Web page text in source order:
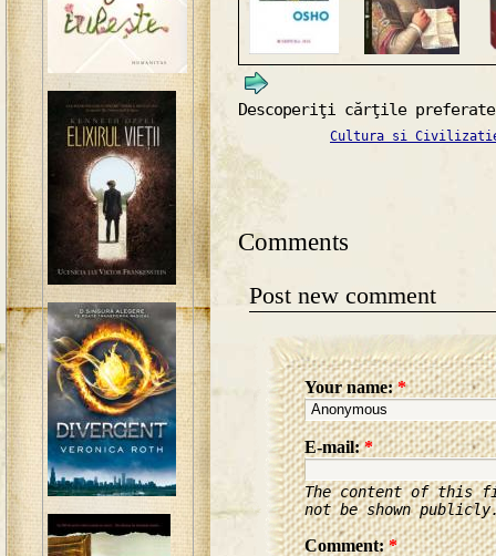
Descoperiţi cărţile
Cultura si
Comments
Post new comment
Your name:*
E-mail:*
The content of this
not be shown
Comment:*